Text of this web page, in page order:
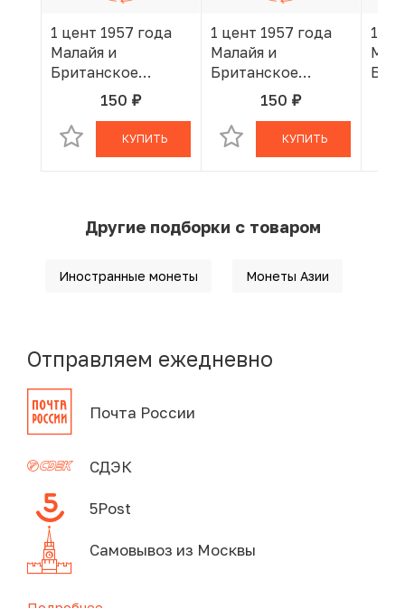
1 цент 1957 года
Малайя и
Британское
Борнео150 руб.
В КОРЗИНЕ
КУПИТЬ
1 цент 1957 года
Малайя и
Британское
Борнео150 руб.
В КОРЗИНЕ
КУПИТЬ
1
Другие подборки с товаром
Иностранные монеты Монеты Азии
Отправляем ежедневно
Почта России
СДЭК
5Post
Самовывоз из Москвы